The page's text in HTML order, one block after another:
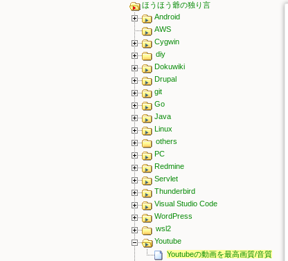
ほうほう爺の独り言
Android
AWS
Cygwin
diy
Dokuwiki
Drupal
git
Go
Java
Linux
others
PC
Redmine
Servlet
Thunderbird
Visual Studio Code
WordPress
wsl2
Youtube
Youtubeの動画を最高画質/音質でダ